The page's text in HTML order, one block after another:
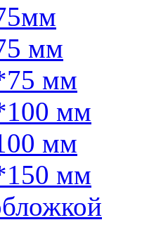
мм
мм
мм
мм
мм